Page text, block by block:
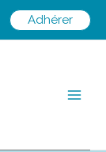
Adhérer